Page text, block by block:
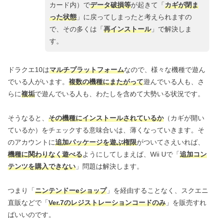
カード内）でデータ破損等が起きて「カギが閉ま
った状態」に戻ってしまったと考えられますの
で、その多くは「再インストール」で解決しま
す。
ドラクエ10はマルチプラットフォームなので、様々な機種で遊ん
でいる人がいます。 複数の機種にまたがって遊んでいる人も、さ
らに複垢で遊んでいる人も、わたしを含めて大勢いる状況です。
そうなると、 その機種にインストールされているか（カギが開い
ているか）をチェックする意味合いは、薄くなっていきます。そ
のアカウントに追加パッケージを遊ぶ権限がついてさえいれば、
機種に関わりなく遊べるようにしてしまえば、Wii Uで「追加コン
テンツを購入できない 」問題は解決します。
つまり「ニンテンドーeショップ」を経由することなく、スクエニ
直販などで「Ver.7のレジストレーションコードのみ 」を販売すれ
ばいいのです。